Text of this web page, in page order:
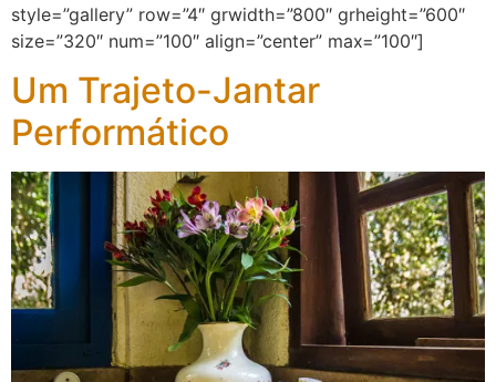
style=”gallery” row=”4″ grwidth=”800″ grheight=”600″
size=”320″ num=”100″ align=”center” max=”100″]
Um Trajeto-Jantar
Performático